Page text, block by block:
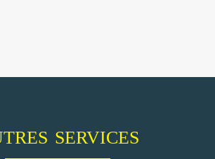
SERVICES